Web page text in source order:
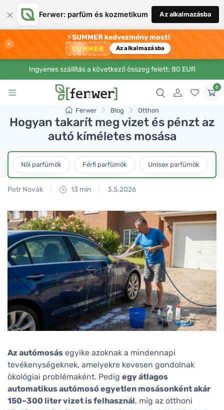
× Ferwer: parfüm és kozmetikum Az alkalmazásba
×
⚡SUMMER kedvezmény most!
SUMMER Az alkalmazásba
Ingyenes szállítás a következő összeg felett: 80 EUR
0
Ferwer Blog Otthon
Hogyan takarít meg vizet és pénzt az
autó kíméletes mosása
Női parfümök Férfi parfümök Unisex parfümök
Petr Novák 13 min 3.5.2026
Az autómosás egyike azoknak a mindennapi
tevékenységeknek, amelyekre kevesen gondolnak
ökológiai problémaként. Pedig egy átlagos
automatikus autómosó egyetlen mosásonként akár
150–300 liter vizet is felhasznál, míg az otthoni